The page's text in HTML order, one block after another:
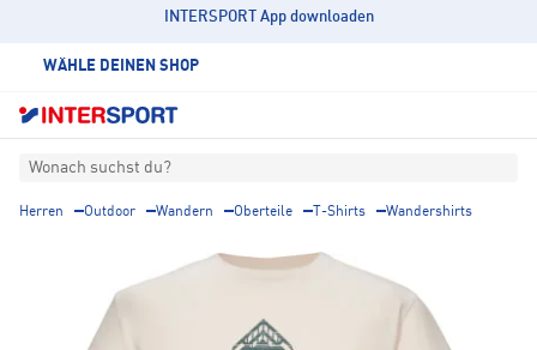
INTERSPORT App downloaden
WÄHLE DEINEN SHOP
Wonach suchst du?
Herren Outdoor Wandern Oberteile T-Shirts Wandershirts